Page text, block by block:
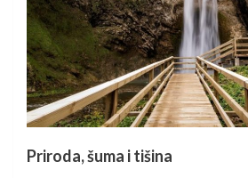
Priroda, šuma i tišina